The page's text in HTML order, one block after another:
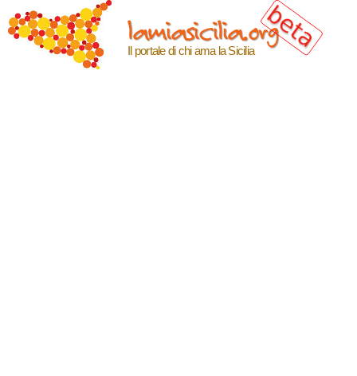
contenuto
principale
lamiasicilia.org
Il portale di chi ama la Sicilia